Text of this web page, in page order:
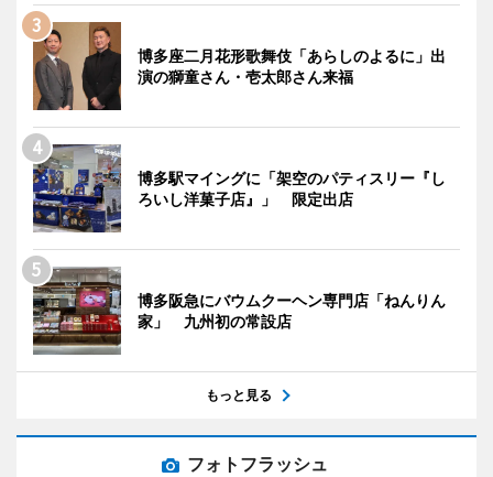
博多座二月花形歌舞伎「あらしのよるに」出
演の獅童さん・壱太郎さん来福
博多駅マイングに「架空のパティスリー『し
ろいし洋菓子店』」 限定出店
博多阪急にバウムクーヘン専門店「ねんりん
家」 九州初の常設店
もっと見る
フォトフラッシュ